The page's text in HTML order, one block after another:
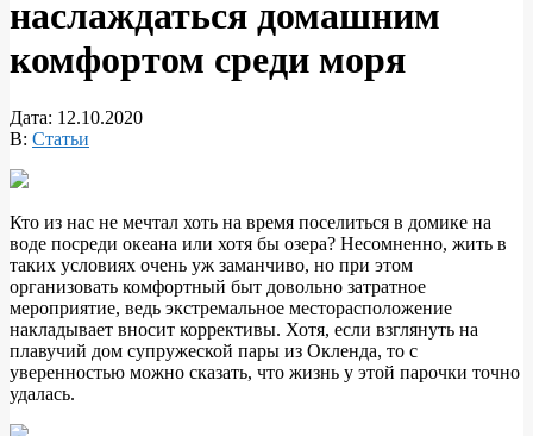
наслаждаться домашним
комфортом среди моря
Дата: 12.10.2020
В: Статьи
Кто из нас не мечтал хоть на время поселиться в домике на
воде посреди океана или хотя бы озера? Несомненно, жить в
таких условиях очень уж заманчиво, но при этом
организовать комфортный быт довольно затратное
мероприятие, ведь экстремальное месторасположение
накладывает вносит коррективы. Хотя, если взглянуть на
плавучий дом супружеской пары из Окленда, то с
уверенностью можно сказать, что жизнь у этой парочки точно
удалась.